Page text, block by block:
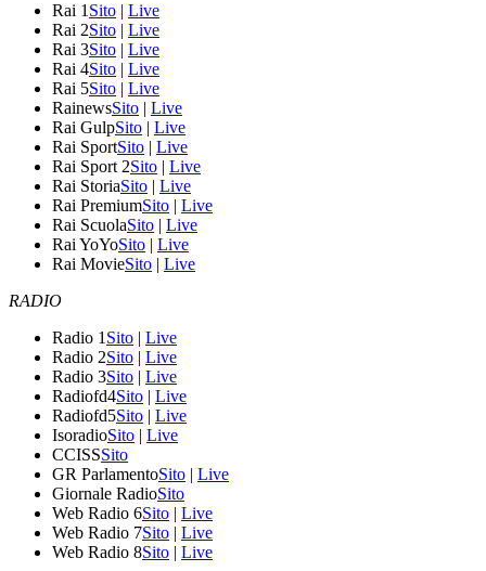
Rai 1 Sito | Live
Rai 2Sito | Live
Rai 3Sito | Live
Rai 4Sito | Live
Rai 5Sito | Live
RainewsSito | Live
Rai GulpSito | Live
Rai SportSito | Live
Rai Sport 2Sito | Live
Rai StoriaSito | Live
Rai PremiumSito | Live
Rai ScuolaSito | Live
Rai YoYoSito | Live
Rai MovieSito | Live
RADIO
Radio 1 Sito | Live
Radio 2Sito | Live
Radio 3Sito | Live
Radiofd4Sito | Live
Radiofd5Sito | Live
IsoradioSito | Live
CCISSSito
GR ParlamentoSito | Live
Giornale RadioSito
Web Radio 6Sito | Live
Web Radio 7Sito | Live
Web Radio 8Sito | Live